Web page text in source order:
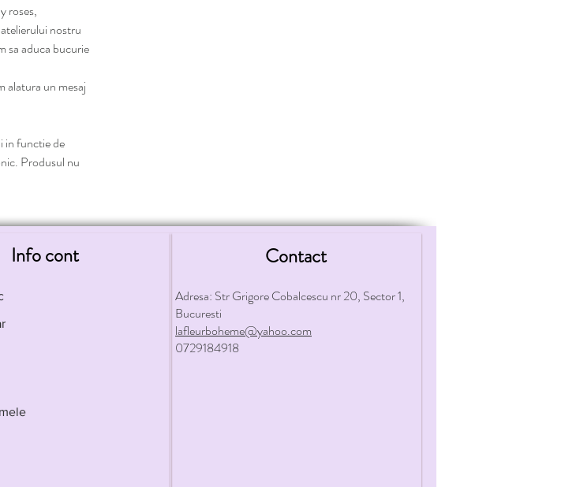
roses,
nostru
sa aduca bucurie
alatura un mesaj
in functie de
Produsul nu
Info cont Contact
Adresa: Str Grigore Cobalcescu nr 20, Sector 1,
Bucuresti
lafleurboheme@yahoo.com
0729184918